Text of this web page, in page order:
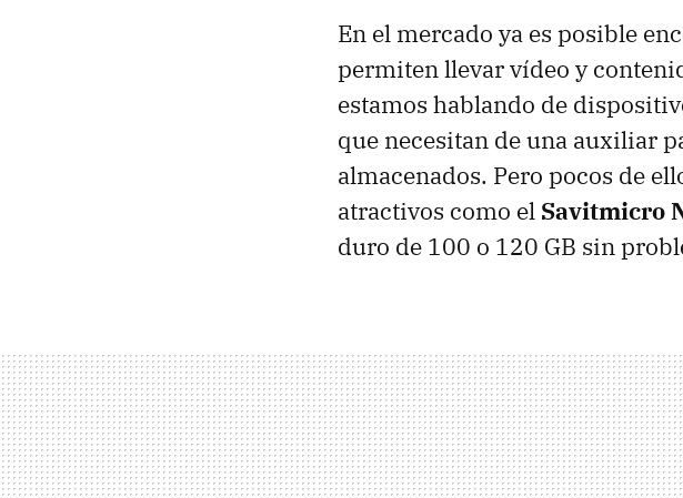
En el mercado ya es posible
permiten llevar vídeo y
estamos hablando de
que necesitan de una auxiliar
almacenados. Pero pocos de
atractivos como el Savitmicro
duro de 100 o 120 GB sin